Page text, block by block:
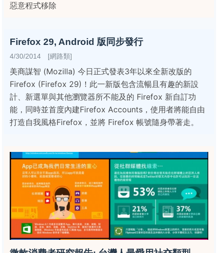
惡意程式移除
Firefox 29, Android 版同步發行
4/30/2014 [網路類]
美商謀智 (Mozilla) 今日正式發表3年以來全新改版的
Firefox (Firefox 29)！此一新版包含流暢且有趣的新設
計、新選單與其他瀏覽器所不能及的 Firefox 新自訂功
能，同時並首度內建Firefox Accounts，使用者將能自由
打造自我風格Firefox，並將 Firefox 帳號隨身帶著走。